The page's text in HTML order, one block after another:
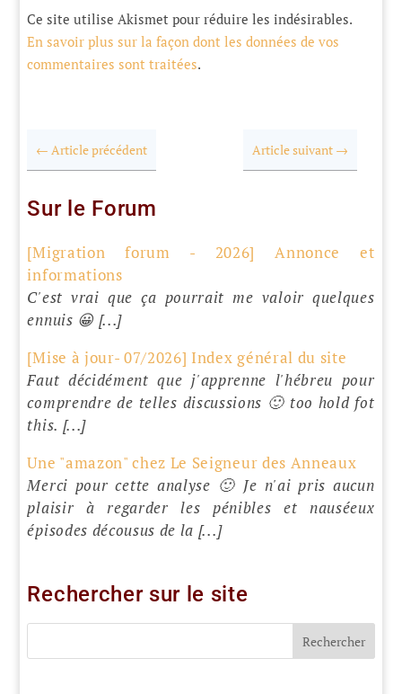
Ce site utilise Akismet pour réduire les indésirables.
En savoir plus sur la façon dont les données de vos
commentaires sont traitées.
←Article précédent Article suivant→
Sur le Forum
[Migration forum - 2026] Annonce et
informations
C'est vrai que ça pourrait me valoir quelques
ennuis 😀 [...]
[Mise à jour- 07/2026] Index général du site
Faut décidément que j'apprenne l'hébreu pour
comprendre de telles discussions 🙂 too hold fot
this. [...]
Une "amazon" chez Le Seigneur des Anneaux
Merci pour cette analyse 🙂 Je n'ai pris aucun
plaisir à regarder les pénibles et nauséeux
épisodes décousus de la [...]
Rechercher sur le site